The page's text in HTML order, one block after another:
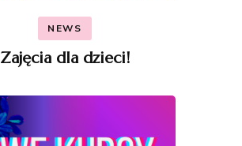
NEWS
Zajęcia dla dzieci!